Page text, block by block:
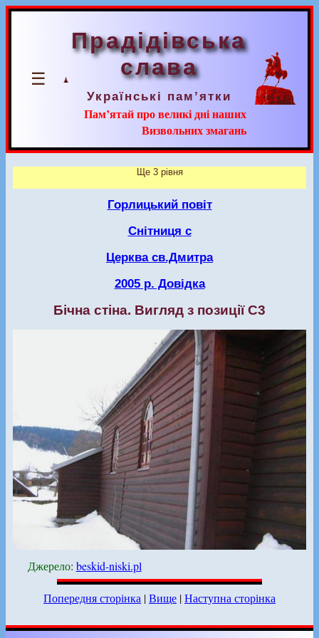
☰
Прадідівська
слава
Українські пам’ятки
Пам’ятай про великі дні наших
Визвольних змагань
Ще 3 рівня
Горлицький повіт
Снітниця с
Церква св.Дмитра
2005 р. Довідка
Бічна стіна. Вигляд з позиції С3
Джерело: beskid-niski.pl
Попередня сторінка |Вище |Наступна сторінка